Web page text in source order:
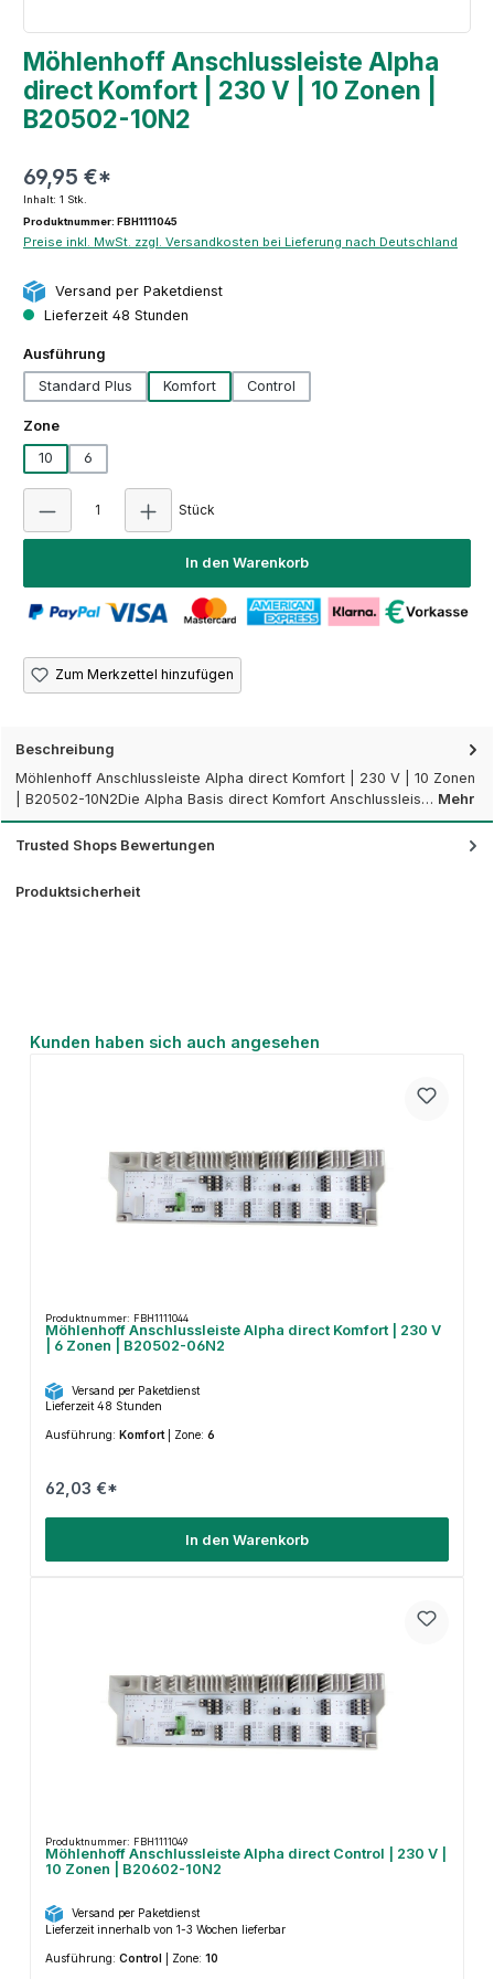
Möhlenhoff Anschlussleiste Alpha
direct Komfort | 230 V | 10 Zonen |
B20502-10N2
69,95 €*
Inhalt: 1 Stk.
Produktnummer: FBH1111045
Preise inkl. MwSt. zzgl. Versandkosten bei Lieferung nach Deutschland
Versand per Paketdienst
Lieferzeit 48 Stunden
Ausführung
Standard Plus
Komfort Control
Zoneauswählen
10
6
Stück
In den Warenkorb
Zum Merkzettel hinzufügen
Beschreibung
Möhlenhoff Anschlussleiste Alpha direct Komfort | 230 V | 10 Zonen
| B20502-10N2Die Alpha Basis direct Komfort Anschlussleis… Mehr
Trusted Shops Bewertungen
Produktsicherheit
Produktgalerie überspringen
Kunden haben sich auch angesehen
Produktnummer: FBH1111044
Möhlenhoff Anschlussleiste Alpha direct Komfort | 230 V
| 6 Zonen | B20502-06N2
Versand per Paketdienst
Lieferzeit 48 Stunden
Ausführung: Komfort Zone: 6
62,03 €*
In den Warenkorb
Produktnummer: FBH1111049
Möhlenhoff Anschlussleiste Alpha direct Control | 230 V |
10 Zonen | B20602-10N2
Versand per Paketdienst
Lieferzeit innerhalb von 1-3 Wochen lieferbar
Ausführung: Control Zone: 10